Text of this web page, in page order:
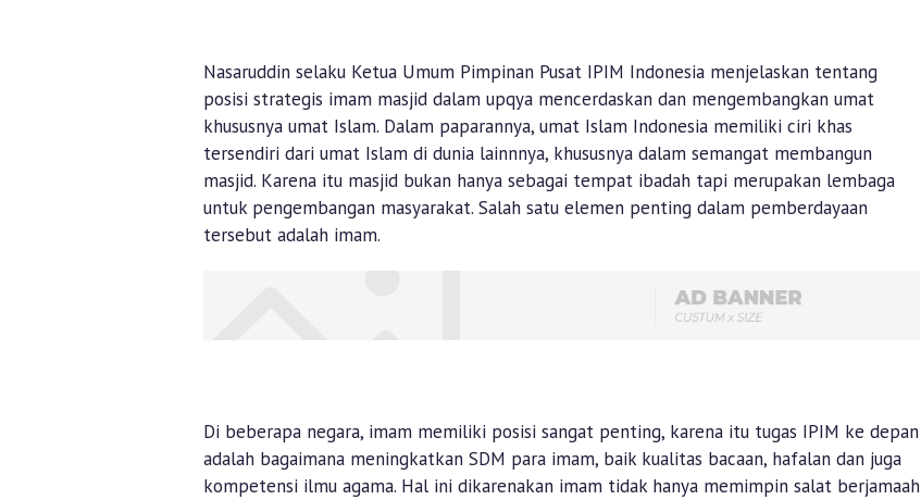
Nasaruddin selaku Ketua Umum Pimpinan Pusat IPIM Indonesia menjelaskan tentang
posisi strategis imam masjid dalam upqya mencerdaskan dan mengembangkan umat
khususnya umat Islam. Dalam paparannya, umat Islam Indonesia memiliki ciri khas
tersendiri dari umat Islam di dunia lainnnya, khususnya dalam semangat membangun
masjid. Karena itu masjid bukan hanya sebagai tempat ibadah tapi merupakan lembaga
untuk pengembangan masyarakat. Salah satu elemen penting dalam pemberdayaan
tersebut adalah imam.
Di beberapa negara, imam memiliki posisi sangat penting, karena itu tugas IPIM ke depan
adalah bagaimana meningkatkan SDM para imam, baik kualitas bacaan, hafalan dan juga
kompetensi ilmu agama. Hal ini dikarenakan imam tidak hanya memimpin salat berjamaah